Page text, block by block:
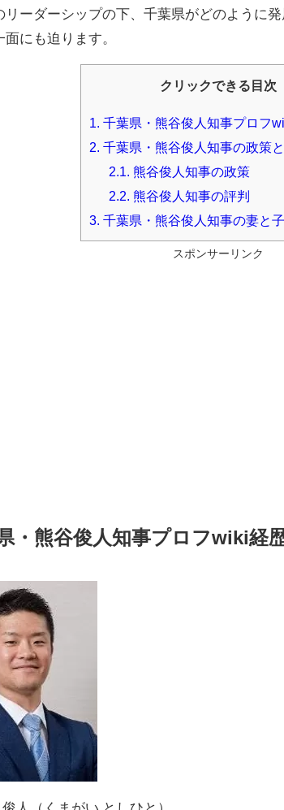
リーダーシップの下、千葉県がどのように
にも迫ります。
クリックできる目次
1.
千葉県・熊谷俊人知事プロフ
2. 千葉県・熊谷俊人知事の政策
2.1.
熊谷俊人知事の政策
2.2. 熊谷俊人知事の評判
3. 千葉県・熊谷俊人知事の妻と
スポンサーリンク
・熊谷俊人知事プロフwiki経
人（くまがい としひと）